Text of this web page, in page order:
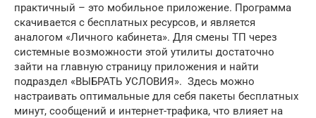
практичный – это мобильное приложение. Программа
скачивается с бесплатных ресурсов, и является
аналогом «Личного кабинета». Для смены ТП через
системные возможности этой утилиты достаточно
зайти на главную страницу приложения и найти
подраздел «ВЫБРАТЬ УСЛОВИЯ». Здесь можно
настраивать оптимальные для себя пакеты бесплатных
минут, сообщений и интернет-трафика, что влияет на